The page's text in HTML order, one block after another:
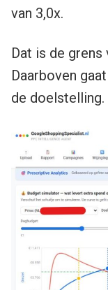
van 3,0x.
Dat is de
Daarboven
de doelstelling.